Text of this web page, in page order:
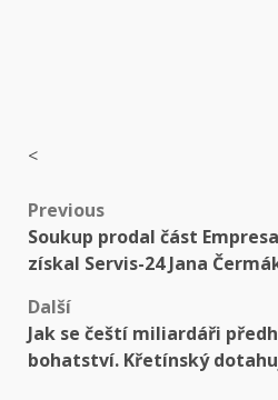
<
Post
navigation
Previous
Soukup prodal část
získal Servis-24 Jana
Další
Jak se čeští miliardáři
bohatství. Křetínský